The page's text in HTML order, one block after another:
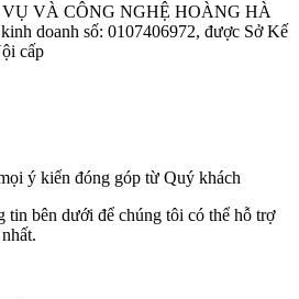
VÀ CÔNG NGHỆ HOÀNG HÀ
doanh số: 0107406972, được Sở Kế
cấp
ý kiến đóng góp từ Quý khách
tin bên dưới để chúng tôi có thể hỗ trợ